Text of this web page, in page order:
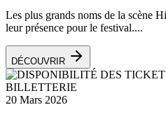
Les plus grands noms de la scène
leur présence pour le festival....
DÉCOUVRIR
BILLETTERIE
20 Mars 2026